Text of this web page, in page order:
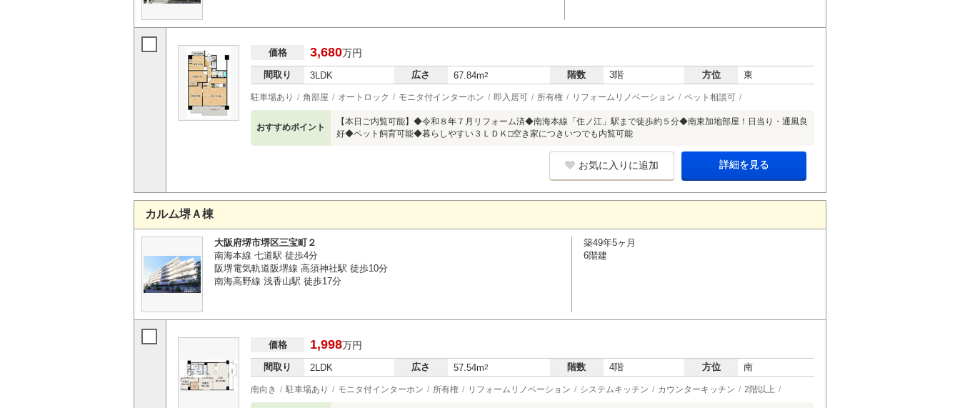
価格 3,680万円
間取り 3LDK 広さ 67.84m2 階数 3階 方位 東
駐車場あり 角部屋 オートロック モニタ付インターホン 即入居可 所有権 リフォームリノベーション ペット相談可
おすすめポイント
【本日ご内覧可能】◆令和８年７月リフォーム済◆南海本線「住ノ江」駅まで徒歩約５分◆南東加地部屋！日当り・通風良
好◆ペット飼育可能◆暮らしやすい３ＬＤＫ□空き家につきいつでも内覧可能
お気に入りに追加 詳細を見る
カルム堺Ａ棟
大阪府堺市堺区三宝町２
南海本線 七道駅 徒歩4分
阪堺電気軌道阪堺線 高須神社駅 徒歩10分
南海高野線 浅香山駅 徒歩17分
築49年5ヶ月
6階建
価格 1,998万円
間取り 2LDK 広さ 57.54m2 階数 4階 方位 南
南向き 駐車場あり モニタ付インターホン 所有権 リフォームリノベーション システムキッチン カウンターキッチン 2階以上